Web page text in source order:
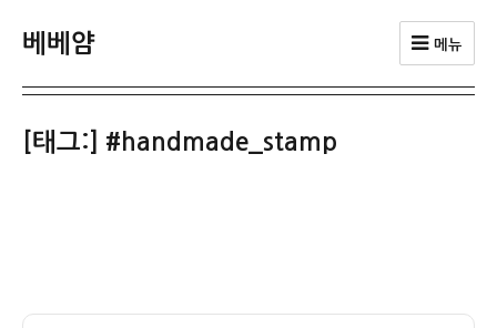
베베얌 메뉴
[태그:] #handmade_stamp